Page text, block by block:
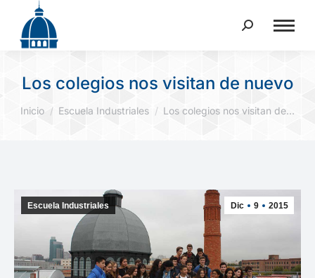
Buscar:
Los colegios nos visitan de nuevo
Estás aquí:
Inicio Escuela Industriales Los colegios nos visitan de…
Dic 9 2015
Escuela Industriales